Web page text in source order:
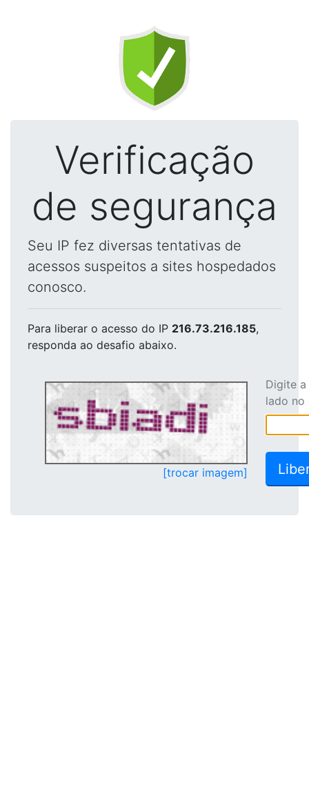
Verificação
de segurança
Seu IP fez diversas tentativas de
acessos suspeitos a sites hospedados
conosco.
Para liberar o acesso do IP 216.73.216.185,
responda ao desafio abaixo.
[trocar imagem]
Digite
lado no